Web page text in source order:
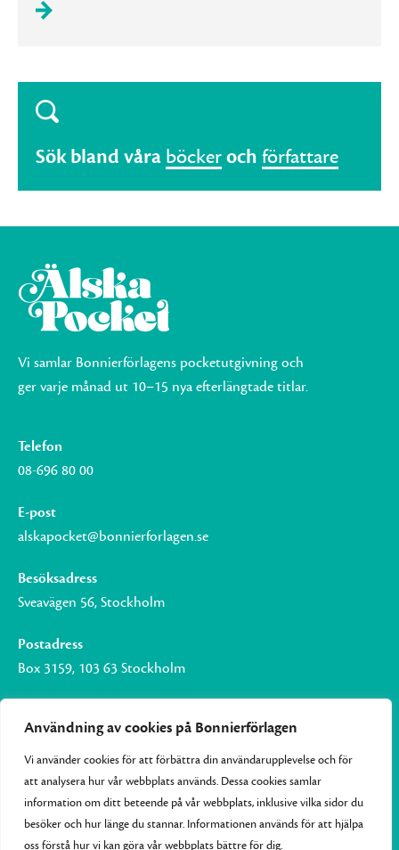
Användning av cookies på Bonnierförlagen
Vi använder cookies för att förbättra din användarupplevelse och för
att analysera hur vår webbplats används. Dessa cookies samlar
information om ditt beteende på vår webbplats, inklusive vilka sidor du
besöker och hur länge du stannar. Informationen används för att hjälpa
oss förstå hur vi kan göra vår webbplats bättre för dig.
Sök bland våra böckeroch författare
Vi samlar Bonnierförlagens pocketutgivning och
ger varje månad ut 10–15 nya efterlängtade titlar.
Telefon
08-696 80 00
E-post
alskapocket@bonnierforlagen.se
Besöksadress
Sveavägen 56, Stockholm
Postadress
Box 3159, 103 63 Stockholm
Om Bonnierförlagen
Cookies
Integritetspolicy